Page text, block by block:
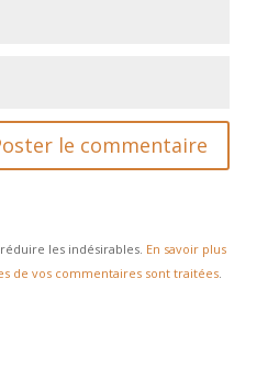
les indésirables. En savoir plus
de vos commentaires sont traitées.